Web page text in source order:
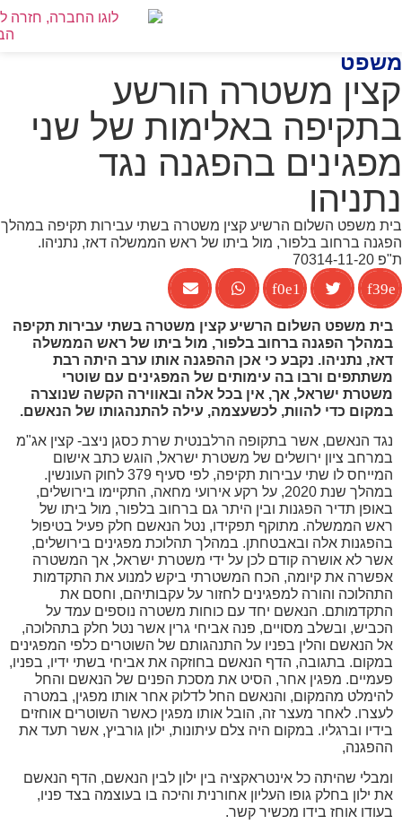
משטרה הורשע
באלימות של שני
בהפגנה נגד
משפט השלום הרשיע קצין משטרה בשתי עבירות תקיפה במהלך
ברחוב בלפור, מול ביתו של ראש הממשלה דאז, נתניהו.
20
משפט השלום הרשיע קצין משטרה בשתי עבירות תקיפה
הפגנה ברחוב בלפור, מול ביתו של ראש הממשלה
נתניהו. נקבע כי אכן ההפגנה אותו ערב היתה רבת
ורבו בה עימותים של המפגינים עם שוטרי
ישראל, אך, אין בכל אלה ובאווירה הקשה שנוצרה
כדי להוות, לכשעצמה, עילה להתנהגותו של הנאשם.
הנאשם, אשר בתקופה הרלבנטית שרת כסגן ניצב- קצין אג"מ
ציון ירושלים של משטרת ישראל, הוגש כתב אישום
המייחס לו שתי עבירות תקיפה, לפי סעיף 379 לחוק העונשין.
במהלך שנת 2020, על רקע אירועי מחאה, התקיימו בירושלים,
תדיר הפגנות ובין היתר גם ברחוב בלפור, מול ביתו של
הממשלה. מתוקף תפקידו, נטל הנאשם חלק פעיל בטיפול
אלה ובאבטחתן. במהלך תהלוכת מפגינים בירושלים,
לא אושרה קודם לכן על ידי משטרת ישראל, אך המשטרה
את קיומה, הכח המשטרתי ביקש למנוע את התקדמות
והורה למפגינים לחזור על עקבותיהם, וחסם את
הנאשם יחד עם כוחות משטרה נוספים עמד על
ובשלב מסויים, פנה אביחי גרין אשר נטל חלק בתהלוכה,
הנאשם והלין בפניו על התנהגותם של השוטרים כלפי המפגינים
בתגובה, הדף הנאשם בחוזקה את אביחי בשתי ידיו, בפניו,
מפגין אחר, הסיט את מסכת הפנים של הנאשם והחל
מהמקום, והנאשם החל לדלוק אחר אותו מפגין, במטרה
לאחר מעצר זה, הובל אותו מפגין כאשר השוטרים אוחזים
וברגליו. במקום היה צלם עיתונות, ילון גורביץ, אשר תעד את
שהיתה כל אינטראקציה בין ילון לבין הנאשם, הדף הנאשם
ילון בחלק גופו העליון אחורנית והיכה בו בעוצמה בצד פניו,
אוחז בידו מכשיר קשר.